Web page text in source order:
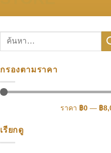
ค้นหา:
กรองตามราคา
ราคา ฿0 — ฿
เรียกดู